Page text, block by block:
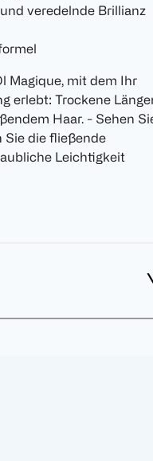
veredelnde Brillianz
Magique, mit dem Ihr
erlebt: Trockene
Haar. - Sehen
Sie die fließende
Leichtigkeit